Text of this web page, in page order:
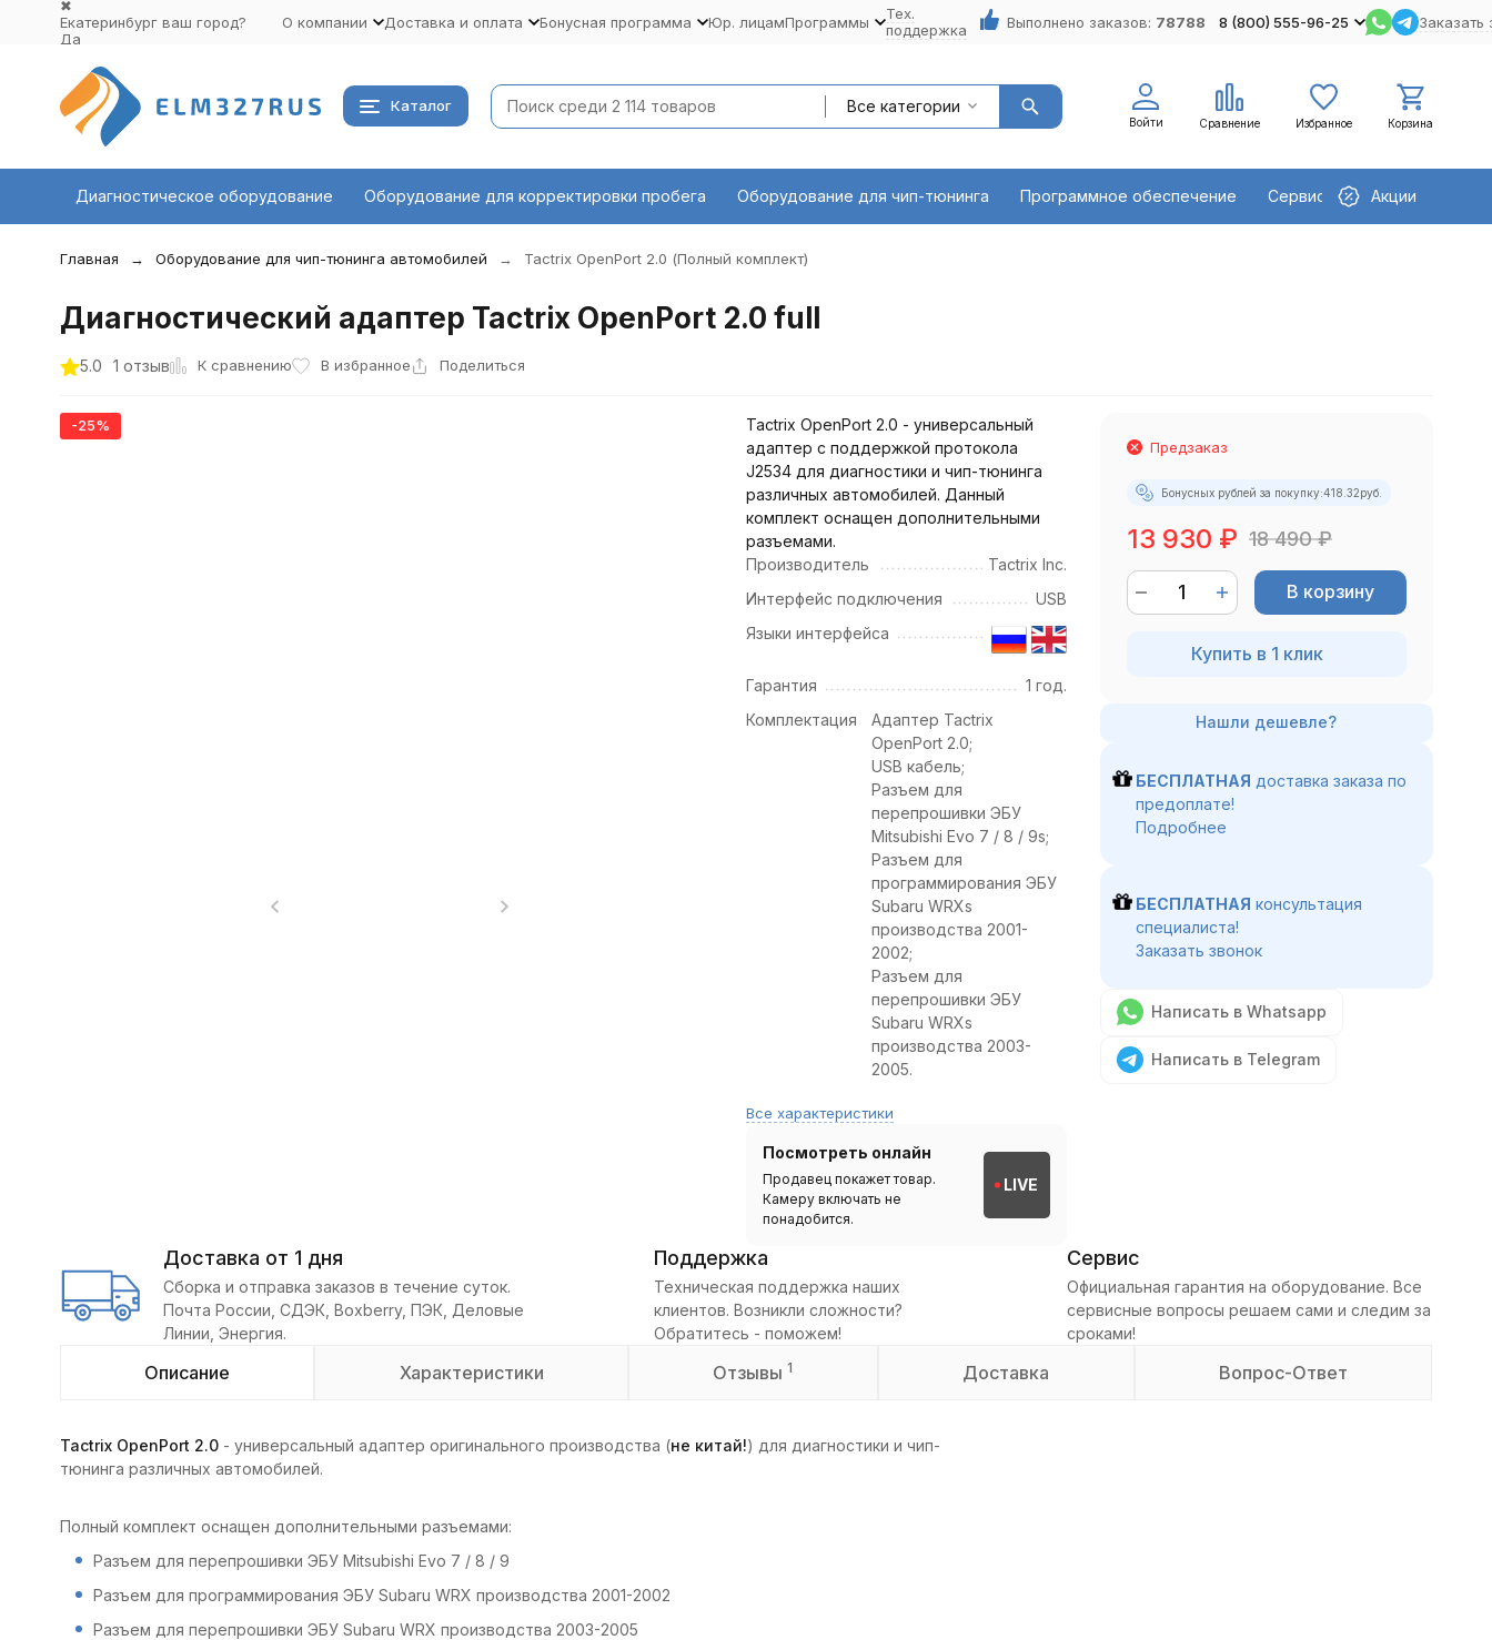
✖
Екатеринбург ваш город?
Да
О компании Доставка и оплата Бонусная программа Юр. лицамПрограммы
Тех.
поддержка
Выполнено заказов: 78788 8 (800) 555-96-25 Заказать
Каталог Все категории
Войти Сравнение Избранное Корзина
Диагностическое оборудование Оборудование для корректировки пробега Оборудование для чип-тюнинга Программное обеспечение Сервисное оборудование
Акции
Главная Оборудование для чип-тюнинга автомобилей Tactrix OpenPort 2.0 (Полный комплект)
Диагностический адаптер Tactrix OpenPort 2.0 full
5.0 1 отзыв К сравнению В избранное Поделиться
-25%
Tactrix OpenPort 2.0 - универсальный
адаптер с поддержкой протокола
J2534 для диагностики и чип-тюнинга
различных автомобилей. Данный
комплект оснащен дополнительными
разъемами.
Производитель
Tactrix Inc.
Интерфейс подключения
USB
Языки интерфейса
Гарантия
1 год.
Комплектация
Адаптер Tactrix
OpenPort 2.0;
USB кабель;
Разъем для
перепрошивки ЭБУ
Mitsubishi Evo 7 / 8 / 9s;
Разъем для
программирования ЭБУ
Subaru WRXs
производства 2001-
2002;
Разъем для
перепрошивки ЭБУ
Subaru WRXs
производства 2003-
2005.
Все характеристики
Посмотреть онлайн
Продавец покажет товар.
Камеру включать не
понадобится.
LIVE
Предзаказ
Бонусных рублей за покупку:418.32руб.
13 930 ₽ 18 490₽
В корзину
Купить в 1 клик
БЕСПЛАТНАЯ доставка заказа по
предоплате!
Подробнее
БЕСПЛАТНАЯ консультация
специалиста!
Заказать звонок
Написать в Whatsapp
Написать в Telegram
Доставка от 1 дня
Сборка и отправка заказов в течение суток.
Почта России, СДЭК, Boxberry, ПЭК, Деловые
Линии, Энергия.
Поддержка
Техническая поддержка наших
клиентов. Возникли сложности?
Обратитесь - поможем!
Сервис
Официальная гарантия на оборудование. Все
сервисные вопросы решаем сами и следим за
сроками!
Описание Характеристики Отзывы1 Доставка Вопрос-Ответ
Tactrix OpenPort 2.0- универсальный адаптер оригинального производства (не китай!) для диагностики и чип-
тюнинга различных автомобилей.
Полный комплект оснащен дополнительными разъемами:
Разъем для перепрошивки ЭБУ Mitsubishi Evo 7 / 8 / 9
Разъем для программирования ЭБУ Subaru WRX производства 2001-2002
Разъем для перепрошивки ЭБУ Subaru WRX производства 2003-2005